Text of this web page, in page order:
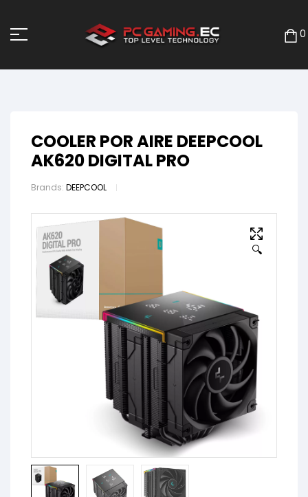
0
COOLER POR AIRE DEEPCOOL
AK620 DIGITAL PRO
Brands: DEEPCOOL
🔍